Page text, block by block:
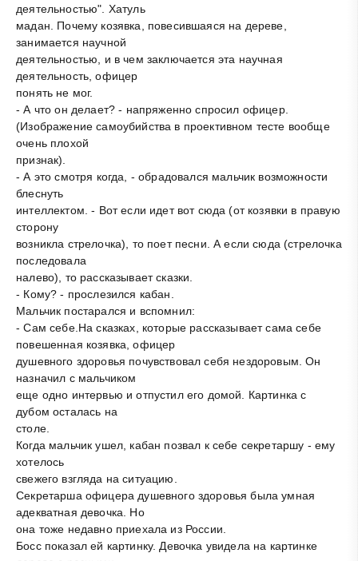
деятельностью". Хатуль
мадан. Почему козявка, повесившаяся на дереве,
занимается научной
деятельностью, и в чем заключается эта научная
деятельность, офицер
понять не мог.
- А что он делает? - напряженно спросил офицер.
(Изображение самоубийства в проективном тесте вообще
очень плохой
признак).
- А это смотря когда, - обрадовался мальчик возможности
блеснуть
интеллектом. - Вот если идет вот сюда (от козявки в правую
сторону
возникла стрелочка), то поет песни. А если сюда (стрелочка
последовала
налево), то рассказывает сказки.
- Кому? - прослезился кабан.
Мальчик постарался и вспомнил:
- Сам себе.На сказках, которые рассказывает сама себе
повешенная козявка, офицер
душевного здоровья почувствовал себя нездоровым. Он
назначил с мальчиком
еще одно интервью и отпустил его домой. Картинка с
дубом осталась на
столе.
Когда мальчик ушел, кабан позвал к себе секретаршу - ему
хотелось
свежего взгляда на ситуацию.
Секретарша офицера душевного здоровья была умная
адекватная девочка. Но
она тоже недавно приехала из России.
Босс показал ей картинку. Девочка увидела на картинке